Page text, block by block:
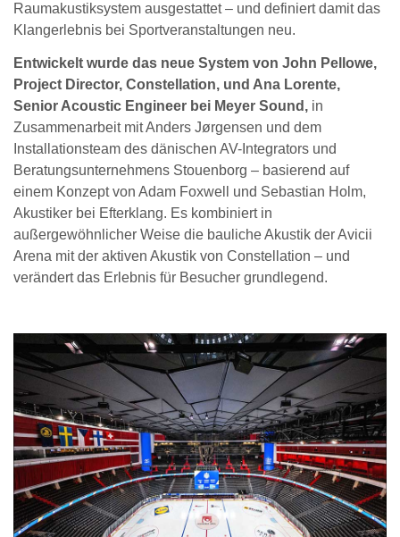
Raumakustiksystem ausgestattet – und definiert damit das
Klangerlebnis bei Sportveranstaltungen neu.
Entwickelt wurde das neue System von John Pellowe,
Project Director, Constellation, und Ana Lorente,
Senior Acoustic Engineer bei Meyer Sound, in
Zusammenarbeit mit Anders Jørgensen und dem
Installationsteam des dänischen AV-Integrators und
Beratungsunternehmens Stouenborg – basierend auf
einem Konzept von Adam Foxwell und Sebastian Holm,
Akustiker bei Efterklang. Es kombiniert in
außergewöhnlicher Weise die bauliche Akustik der Avicii
Arena mit der aktiven Akustik von Constellation – und
verändert das Erlebnis für Besucher grundlegend.